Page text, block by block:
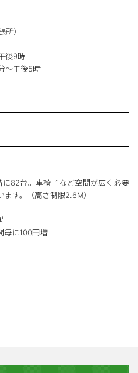
所）
後9時
～午後5時
82台。車椅子など空間が広く必要
す。（高さ制限2.6M）
毎に100円増